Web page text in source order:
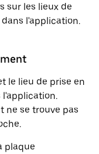
sur les lieux de
l'application.
le lieu de prise en
ne se trouve pas
plaque